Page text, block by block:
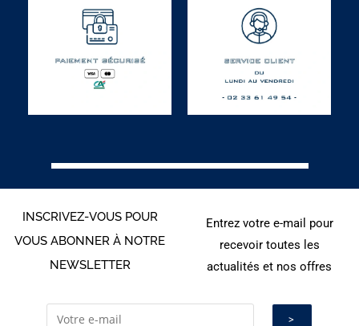
INSCRIVEZ-VOUS POUR
VOUS ABONNER À NOTRE
NEWSLETTER
Entrez votre e-mail pour
recevoir toutes les
actualités et nos offres